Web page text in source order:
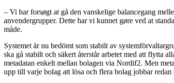
– Vi har forsøgt at gå den vanskelige balancegang
anvendergrupper. Dette har vi kunnet gøre ved at
måde.
Systemet är nu bedömt som stabilt av
ska gå stabilt och säkert återstår arbetet med att flytta
metadatan enkelt mellan bolagen via Nordif2. Men
upp till varje bolag att lösa och flera bolag jobbar redan